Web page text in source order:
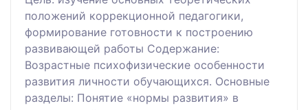
положений коррекционной педагогики,
формирование готовности к построению
развивающей работы Содержание:
Возрастные психофизические особенности
развития личности обучающихся. Основные
разделы: Понятие «нормы развития» в